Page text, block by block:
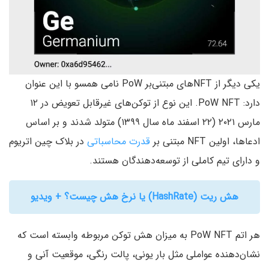
یکی دیگر از NFT‌های مبتنی‌بر PoW نامی همسو با این عنوان
دارد: PoW NFT‌. این نوع از توکن‌های غیرقابل تعویض در ۱۲
مارس ۲۰۲۱ (۲۲ اسفند ماه سال ۱۳۹۹) متولد شدند و بر اساس
ادعا‌ها، اولین NFT مبتنی بر
قدرت محاسباتی در بلاک چین اتریوم
و دارای تیم کاملی از توسعه‌دهندگان هستند.
هش ریت (HashRate) یا نرخ هش چیست؟ + ویدیو
هر اتم PoW NFT به میزان هش توکن مربوطه وابسته است که
نشان‌دهنده عواملی مثل بار یونی، پالت رنگی، موقعیت آنی و